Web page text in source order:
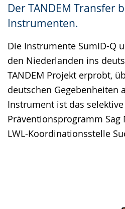
Der TANDEM Transfer
Instrumenten.
Die Instrumente SumID-Q
den Niederlanden ins
TANDEM Projekt erprobt,
deutschen Gegebenheiten
Instrument ist das selektive
Präventionsprogramm Sag
LWL-Koordinationsstelle
wechseln.
Deutscher
Gebärdensprache
wird
angezeigt.